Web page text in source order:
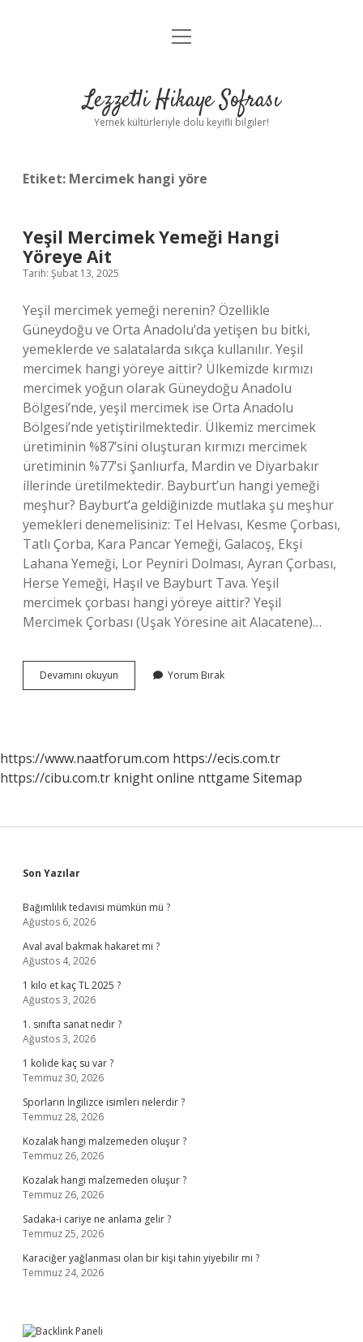
Anasayfa
Yasal Uyarı
menüyü
Lezzetli Hikaye Sofrası
Yemek kültürleriyle dolu keyifli bilgiler!
Etiket: Mercimek hangi yöre
Yeşil Mercimek Yemeği Hangi
Yöreye Ait
Tarih: Şubat 13, 2025
Yeşil mercimek yemeği nerenin? Özellikle
Güneydoğu ve Orta Anadolu’da yetişen bu bitki,
yemeklerde ve salatalarda sıkça kullanılır. Yeşil
mercimek hangi yöreye aittir? Ülkemizde kırmızı
mercimek yoğun olarak Güneydoğu Anadolu
Bölgesi’nde, yeşil mercimek ise Orta Anadolu
Bölgesi’nde yetiştirilmektedir. Ülkemiz mercimek
üretiminin %87’sini oluşturan kırmızı mercimek
üretiminin %77’si Şanlıurfa, Mardin ve Diyarbakır
illerinde üretilmektedir. Bayburt’un hangi yemeği
meşhur? Bayburt’a geldiğinizde mutlaka şu meşhur
yemekleri denemelisiniz: Tel Helvası, Kesme Çorbası,
Tatlı Çorba, Kara Pancar Yemeği, Galacoş, Ekşi
Lahana Yemeği, Lor Peyniri Dolması, Ayran Çorbası,
Herse Yemeği, Haşıl ve Bayburt Tava. Yeşil
mercimek çorbası hangi yöreye aittir? Yeşil
Mercimek Çorbası (Uşak Yöresine ait Alacatene)…
Devamını okuyun
Mercimek
Yorum Bırak
https://www.naatforum.com https://ecis.com.tr
https://cibu.com.tr knight online nttgame Sitemap
Sidebar
Son Yazılar
Bağımlılık tedavisi mümkün mü ?
Ağustos 6, 2026
Aval aval bakmak hakaret mi ?
Ağustos 4, 2026
1 kilo et kaç TL 2025 ?
Ağustos 3, 2026
1. sınıfta sanat nedir ?
Ağustos 3, 2026
1 kolide kaç su var ?
Temmuz 30, 2026
Sporların İngilizce isimleri nelerdir ?
Temmuz 28, 2026
Kozalak hangi malzemeden oluşur ?
Temmuz 26, 2026
Kozalak hangi malzemeden oluşur ?
Temmuz 26, 2026
Sadaka-i cariye ne anlama gelir ?
Temmuz 25, 2026
Karaciğer yağlanması olan bir kişi tahin yiyebilir mi ?
Temmuz 24, 2026